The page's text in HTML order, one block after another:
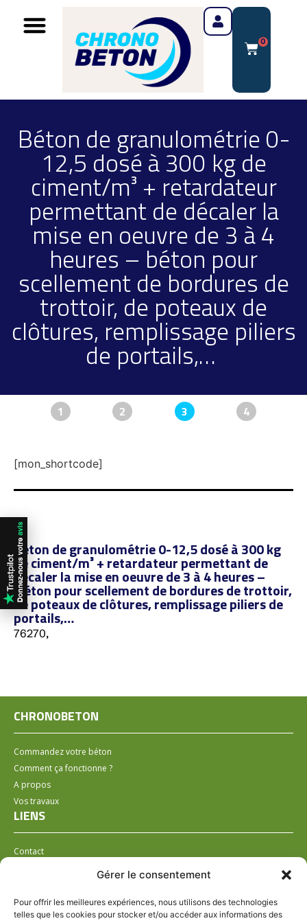
Gérer le consentement
Pour offrir les meilleures expériences, nous utilisons des technologies
telles que les cookies pour stocker et/ou accéder aux informations des
0
Béton de granulométrie 0-
12,5 dosé à 300 kg de
ciment/m³ + retardateur
permettant de décaler la
mise en oeuvre de 3 à 4
heures – béton pour
scellement de bordures de
trottoir, de poteaux de
clôtures, remplissage piliers
de portails,…
1 2 3 4
[mon_shortcode]
Béton de granulométrie 0-12,5 dosé à 300 kg
de ciment/m³ + retardateur permettant de
décaler la mise en oeuvre de 3 à 4 heures –
béton pour scellement de bordures de trottoir,
de poteaux de clôtures, remplissage piliers de
portails,…
76270,
CHRONOBETON
Commandez votre béton
Comment ça fonctionne ?
A propos
Vos travaux
LIENS
Contact
Mentions légales